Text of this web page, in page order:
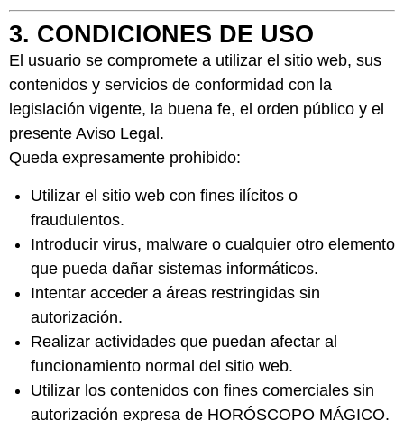
3. CONDICIONES DE USO
El usuario se compromete a utilizar el sitio web, sus
contenidos y servicios de conformidad con la
legislación vigente, la buena fe, el orden público y el
presente Aviso Legal.
Queda expresamente prohibido:
Utilizar el sitio web con fines ilícitos o
fraudulentos.
Introducir virus, malware o cualquier otro elemento
que pueda dañar sistemas informáticos.
Intentar acceder a áreas restringidas sin
autorización.
Realizar actividades que puedan afectar al
funcionamiento normal del sitio web.
Utilizar los contenidos con fines comerciales sin
autorización expresa de HORÓSCOPO MÁGICO.